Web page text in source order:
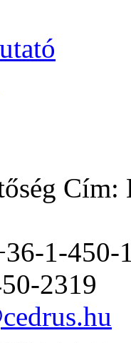
Cím:
1-450-
2319